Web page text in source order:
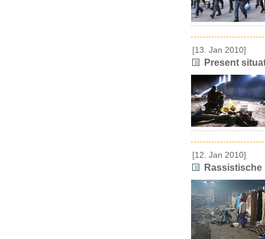
[13. Jan 2010]
Present
[12. Jan 2010]
Rassistische